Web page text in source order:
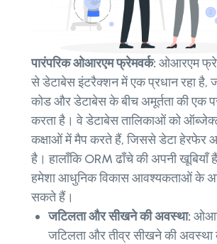
पारंपरिक ओआरएम फ्रेमवर्क: ओआरएम
से डेटाबेस इंटरैक्शन में एक प्रधान रहा है,
कोड और डेटाबेस के बीच अमूर्तता की एक
करता है। वे डेटाबेस तालिकाओं को
कक्षाओं में मैप करते हैं, जिससे डेटा हेरफेर
है। हालाँकि ORM ढाँचे की अपनी खूबियाँ
हमेशा आधुनिक विकास आवश्यकताओं के
सकते हैं।
जटिलता और सीखने की अवस्था:
जटिलता और तीव्र सीखने की अवस्था